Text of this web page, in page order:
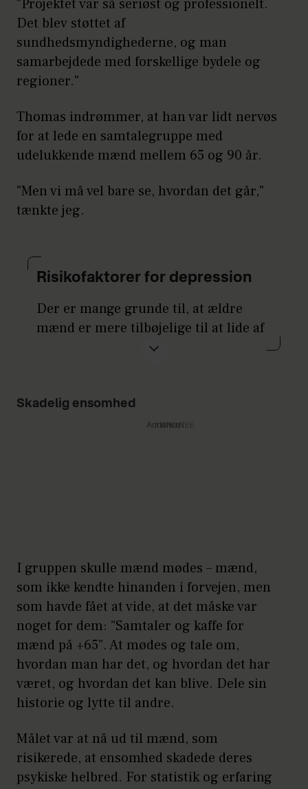
"Projektet var så seriøst og professionelt.
Det blev støttet af
sundhedsmyndighederne, og man
samarbejdede med forskellige bydele og
regioner."
Thomas indrømmer, at han var lidt nervøs
for at lede en samtalegruppe med
udelukkende mænd mellem 65 og 90 år.
"Men vi må vel bare se, hvordan det går,"
tænkte jeg.
Risikofaktorer for depression
Der er mange grunde til, at ældre
mænd er mere tilbøjelige til at lide af
ufrivillig ensomhed og depression,
Mænd er mindre tilbøjelige
end kvinder til at søge hjælp
mænd viser depression sig i
kropslige udtryk og som
irritation, inaktivitet og
utilfredshed.
Mænd er mere tilbøjelige end
kvinder til at selvmedicinere
med alkohol, når de er
deprimerede.
Der er et kulturelt pres for, at
Skadelig ensomhed
Annonce
I gruppen skulle mænd mødes – mænd,
som ikke kendte hinanden i forvejen, men
som havde fået at vide, at det måske var
noget for dem: ”Samtaler og kaffe for
mænd på +65”. At mødes og tale om,
hvordan man har det, og hvordan det har
været, og hvordan det kan blive. Dele sin
historie og lytte til andre.
Målet var at nå ud til mænd, som
risikerede, at ensomhed skadede deres
psykiske helbred. For statistik og erfaring